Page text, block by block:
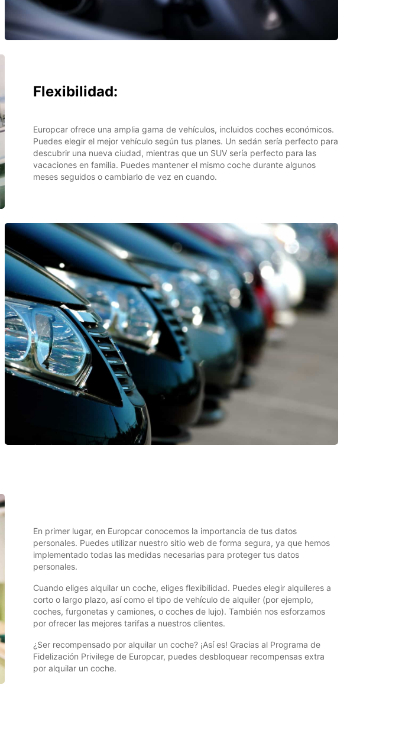
Flexibilidad:
Europcar ofrece una amplia gama de vehículos, incluidos coches económicos.
Puedes elegir el mejor vehículo según tus planes. Un sedán sería perfecto para
descubrir una nueva ciudad, mientras que un SUV sería perfecto para las
vacaciones en familia. Puedes mantener el mismo coche durante algunos
meses seguidos o cambiarlo de vez en cuando.
En primer lugar, en Europcar conocemos la importancia de tus datos
personales. Puedes utilizar nuestro sitio web de forma segura, ya que hemos
implementado todas las medidas necesarias para proteger tus datos
personales.
Cuando eliges alquilar un coche, eliges flexibilidad. Puedes elegir alquileres a
corto o largo plazo, así como el tipo de vehículo de alquiler (por ejemplo,
coches, furgonetas y camiones, o coches de lujo). También nos esforzamos
por ofrecer las mejores tarifas a nuestros clientes.
¿Ser recompensado por alquilar un coche? ¡Así es! Gracias al Programa de
Fidelización Privilege de Europcar, puedes desbloquear recompensas extra
por alquilar un coche.